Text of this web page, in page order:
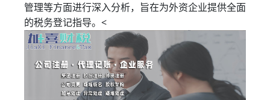
管理等方面进行深入分析，旨在为外资企业提供全面
的税务登记指导。<